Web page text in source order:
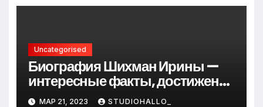
Uncategorised
Биография Шихман Ирины —
интересные факты, достижения
и путь к успеху
МАР 21, 2023 STUDIOHALLO_